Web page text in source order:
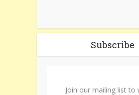
Subscribe
Join our mailing list to